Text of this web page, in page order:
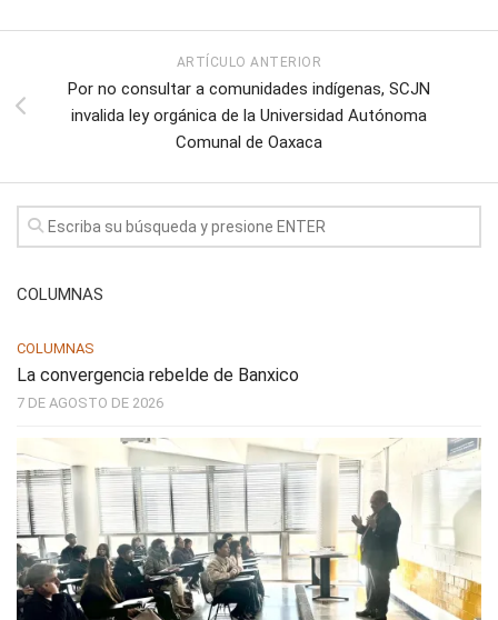
ARTÍCULO ANTERIOR
Por no consultar a comunidades indígenas, SCJN
invalida ley orgánica de la Universidad Autónoma
Comunal de Oaxaca
COLUMNAS
COLUMNAS
La convergencia rebelde de Banxico
7 DE AGOSTO DE 2026